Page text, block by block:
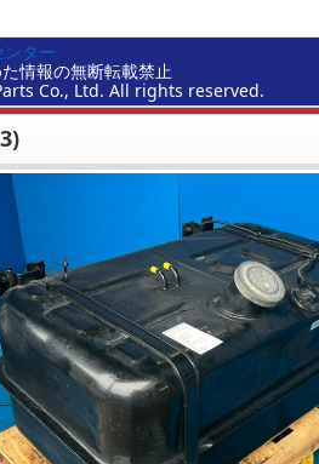
ター
情報の無断転載禁止
Co., Ltd. All rights reserved.